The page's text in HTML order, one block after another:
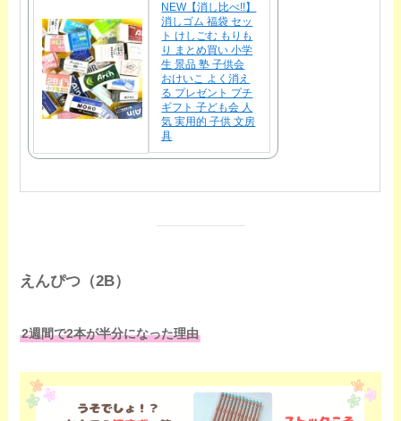
NEW【消し比べ!!】
消しゴム 福袋 セッ
ト けしごむ もりも
り まとめ買い 小学
生 景品 塾 子供会
おけいこ よく消え
る プレゼント プチ
ギフト 子ども会 人
気 実用的 子供 文房
具
えんぴつ（2B）
2週間で2本が半分になった理由